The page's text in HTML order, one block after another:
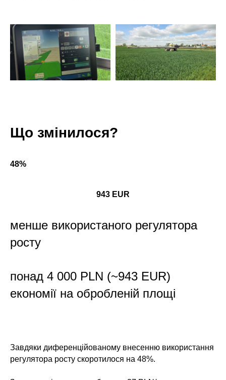
Що змінилося?
48%
943 EUR
менше використаного регулятора
росту
понад 4 000 PLN (~943 EUR)
економії на обробленій площі
Завдяки диференційованому внесенню використання
регулятора росту скоротилося на 48%.